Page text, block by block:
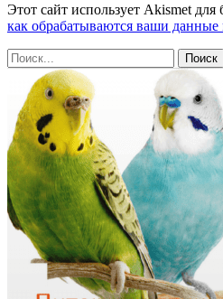
Этот сайт использует Akismet
как обрабатываются ваши данные